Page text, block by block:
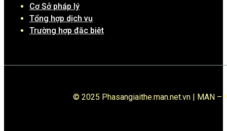
Cơ Sở pháp lý
Tổng hợp dịch vụ
Trường hợp đặc biệt
© 2025 Phasangiaithe.man.net.vn | MAN –